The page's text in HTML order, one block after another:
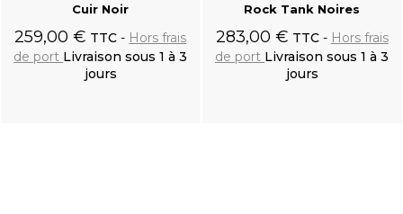
Cuir Noir
259,00 € TTC Hors frais
de port Livraison sous 1 à 3
jours
Rock Tank Noires
283,00 € TTC
Hors frais
de port Livraison sous 1 à 3
jours